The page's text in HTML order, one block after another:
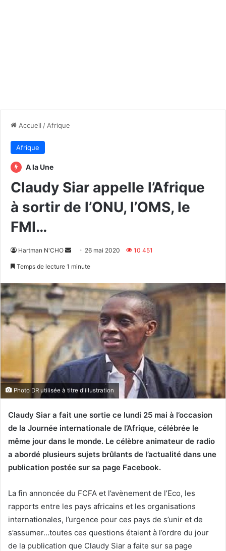
Accueil / Afrique
Afrique
A la Une
Claudy Siar appelle l’Afrique
à sortir de l’ONU, l’OMS, le
FMI…
Hartman N'CHO
Envoyer26 mai 2020 10 451
Temps de lecture 1 minute
Photo DR utilisée à titre d'illustration
Claudy Siar a fait une sortie ce lundi 25 mai à l’occasion
de la Journée internationale de l’Afrique, célébrée le
même jour dans le monde. Le célèbre animateur de radio
a abordé plusieurs sujets brûlants de l’actualité dans une
publication postée sur sa page Facebook.
La fin annoncée du FCFA et l’avènement de l’Eco, les
rapports entre les pays africains et les organisations
internationales, l’urgence pour ces pays de s’unir et de
s’assumer…toutes ces questions étaient à l’ordre du jour
de la publication que Claudy Siar a faite sur sa page